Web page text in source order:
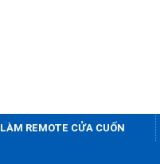
LÀM REMOTE CỬA CUỐN